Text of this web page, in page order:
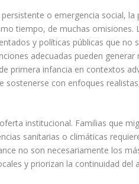
o emergencia social, la
tiempo, de muchas omisiones.
y políticas públicas que no
adecuadas pueden
primera infancia en contextos
sostenerse con enfoques
institucional. Familias que
sanitarias o climáticas
no son necesariamente los
y priorizan la continuidad del